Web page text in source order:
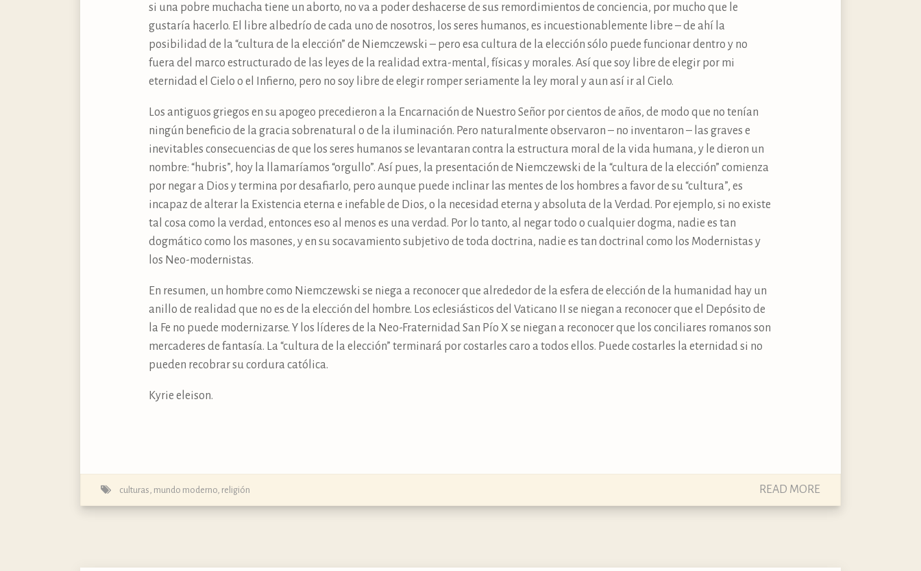
si una pobre muchacha tiene un aborto, no va a poder deshacerse de sus remordimientos de conciencia, por mucho que le
gustaría hacerlo. El libre albedrío de cada uno de nosotros, los seres humanos, es incuestionablemente libre – de ahí la
posibilidad de la “cultura de la elección” de Niemczewski – pero esa cultura de la elección sólo puede funcionar dentro y no
fuera del marco estructurado de las leyes de la realidad extra-mental, físicas y morales. Así que soy libre de elegir por mi
eternidad el Cielo o el Infierno, pero no soy libre de elegir romper seriamente la ley moral y aun así ir al Cielo.
Los antiguos griegos en su apogeo precedieron a la Encarnación de Nuestro Señor por cientos de años, de modo que no tenían
ningún beneficio de la gracia sobrenatural o de la iluminación. Pero naturalmente observaron – no inventaron – las graves e
inevitables consecuencias de que los seres humanos se levantaran contra la estructura moral de la vida humana, y le dieron un
nombre: “hubris”, hoy la llamaríamos “orgullo”. Así pues, la presentación de Niemczewski de la “cultura de la elección” comienza
por negar a Dios y termina por desafiarlo, pero aunque puede inclinar las mentes de los hombres a favor de su “cultura”, es
incapaz de alterar la Existencia eterna e inefable de Dios, o la necesidad eterna y absoluta de la Verdad. Por ejemplo, si no existe
tal cosa como la verdad, entonces eso al menos es una verdad. Por lo tanto, al negar todo o cualquier dogma, nadie es tan
dogmático como los masones, y en su socavamiento subjetivo de toda doctrina, nadie es tan doctrinal como los Modernistas y
los Neo-modernistas.
En resumen, un hombre como Niemczewski se niega a reconocer que alrededor de la esfera de elección de la humanidad hay un
anillo de realidad que no es de la elección del hombre. Los eclesiásticos del Vaticano II se niegan a reconocer que el Depósito de
la Fe no puede modernizarse. Y los líderes de la Neo-Fraternidad San Pío X se niegan a reconocer que los conciliares romanos son
mercaderes de fantasía. La “cultura de la elección” terminará por costarles caro a todos ellos. Puede costarles la eternidad si no
pueden recobrar su cordura católica.
Kyrie eleison.
culturas mundo moderno religión READ MORE